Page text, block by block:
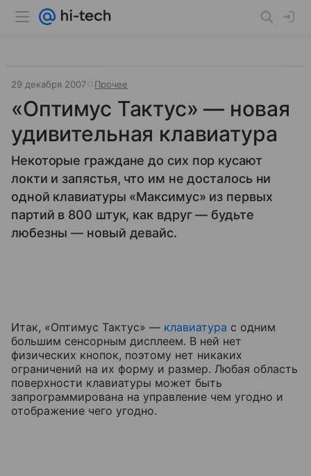
29 декабря 2007 Прочее
«Оптимус Тактус» — новая
удивительная клавиатура
Некоторые граждане до сих пор кусают
локти и запястья, что им не досталось ни
одной клавиатуры «Максимус» из первых
партий в 800 штук, как вдруг — будьте
любезны — новый девайс.
Итак, «Оптимус Тактус» — клавиатура с одним
большим сенсорным дисплеем. В ней нет
физических кнопок, поэтому нет никаких
ограничений на их форму и размер. Любая область
поверхности клавиатуры может быть
запрограммирована на управление чем угодно и
отображение чего угодно.